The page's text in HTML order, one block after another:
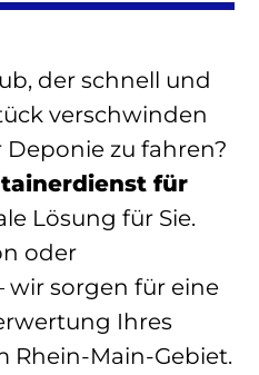
der schnell und
verschwinden
Deponie zu fahren?
für
Lösung für Sie.
oder
wir sorgen für eine
Ihres
Rhein-Main-Gebiet.